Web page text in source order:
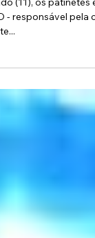
(11), os patinetes
- responsável pela